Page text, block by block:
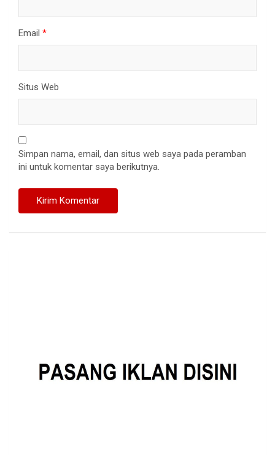
Email *
Situs Web
Simpan nama, email, dan situs web saya pada peramban
ini untuk komentar saya berikutnya.